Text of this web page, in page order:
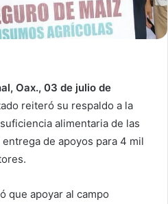
Oax., 03 de julio de
reiteró su respaldo a la
alimentaria de las
de apoyos para 4 mil
que apoyar al campo